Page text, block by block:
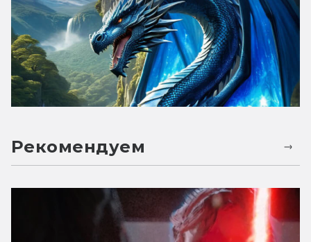
Рекомендуем